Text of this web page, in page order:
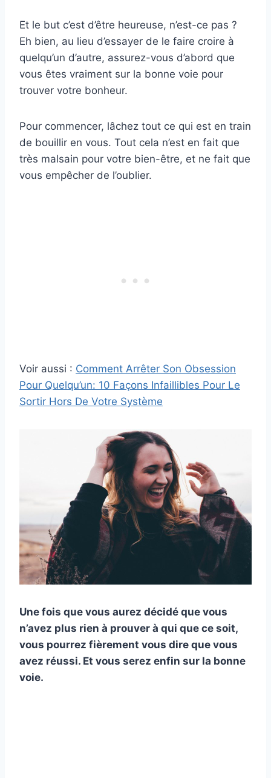
Et le but c’est d’être heureuse, n’est-ce pas ?
Eh bien, au lieu d’essayer de le faire croire à
quelqu’un d’autre, assurez-vous d’abord que
vous êtes vraiment sur la bonne voie pour
trouver votre bonheur.
Pour commencer, lâchez tout ce qui est en train
de bouillir en vous. Tout cela n’est en fait que
très malsain pour votre bien-être, et ne fait que
vous empêcher de l’oublier.
Voir aussi : Comment Arrêter Son Obsession
Pour Quelqu’un: 10 Façons Infaillibles Pour Le
Sortir Hors De Votre Système
Une fois que vous aurez décidé que vous
n’avez plus rien à prouver à qui que ce soit,
vous pourrez fièrement vous dire que vous
avez réussi. Et vous serez enfin sur la bonne
voie.